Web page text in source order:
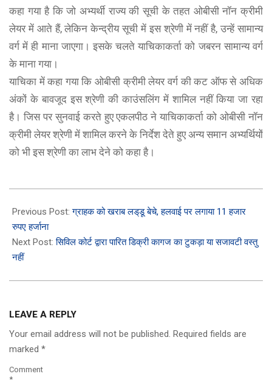
कहा गया है कि जो अभ्यर्थी राज्य की सूची के तहत ओबीसी नॉन क्रीमी
लेयर में आते हैं, लेकिन केन्द्रीय सूची में इस श्रेणी में नहीं है, उन्हें सामान्य
वर्ग में ही माना जाएगा। इसके चलते याचिकाकर्ता को जबरन सामान्य वर्ग
के माना गया।
याचिका में कहा गया कि ओबीसी क्रीमी लेयर वर्ग की कट ऑफ से अधिक
अंकों के बावजूद इस श्रेणी की काउंसलिंग में शामिल नहीं किया जा रहा
है। जिस पर सुनवाई करते हुए एकलपीठ ने याचिकाकर्ता को ओबीसी नॉन
क्रीमी लेयर श्रेणी में शामिल करने के निर्देश देते हुए अन्य समान अभ्यर्थियों
को भी इस श्रेणी का लाभ देने को कहा है।
08-
29
Previous Post:ग्राहक को खराब लड्‌डू बेचे, हलवाई पर लगाया 11 हजार
रुपए हर्जाना
Next Post:सिविल कोर्ट द्वारा पारित डिक्री कागज का टुकड़ा या सजावटी वस्तु
नहीं
LEAVE A REPLY
Your email address will not be published. Required fields are
marked *
Comment
*